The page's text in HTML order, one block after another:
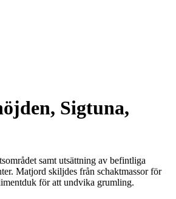
Sigtuna,
samt utsättning av befintliga
Matjord skiljdes från schaktmassor för
för att undvika grumling.